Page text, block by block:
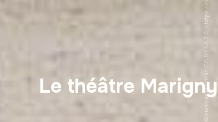
Le théâtre Marigny